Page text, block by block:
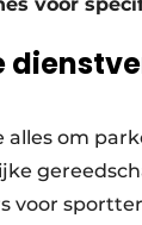
alles om
voor